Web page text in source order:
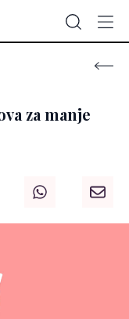
za manje